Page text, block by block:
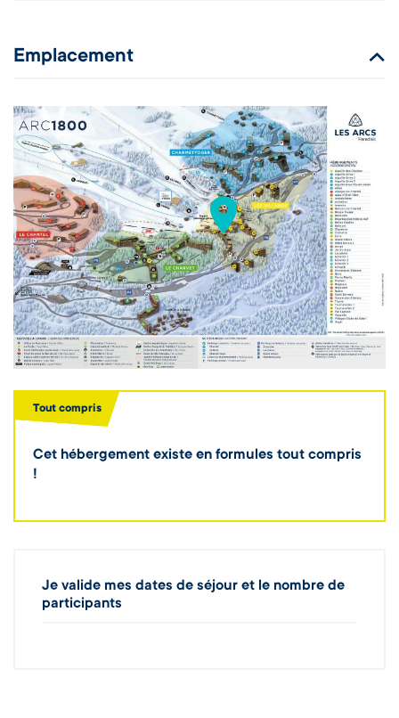
Emplacement
Tout compris
Cet hébergement existe en formules tout compris
!
Je valide mes dates de séjour et le nombre de
participants